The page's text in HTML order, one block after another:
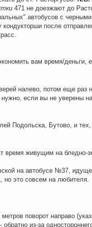
471 не доезжают до
автобусов с
после
вам время/
налево, потом еще
если вы не уверены
Подольска, Бутово, и
живущим на бледно-
на автобусе №37,
это совсем на любителя.
поворот направо
из-за